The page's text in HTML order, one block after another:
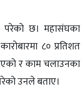
परेको छ। महासंघका
८० प्रतिशत
र काम चलाउनका
उनले बताए।